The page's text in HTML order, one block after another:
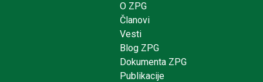
O ZPG
Članovi
Vesti
Blog ZPG
Dokumenta ZPG
Publikacije